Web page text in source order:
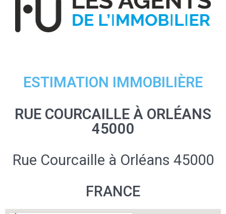
ESTIMATION IMMOBILIÈRE
RUE COURCAILLE À ORLÉANS
45000
Rue Courcaille à Orléans 45000
FRANCE